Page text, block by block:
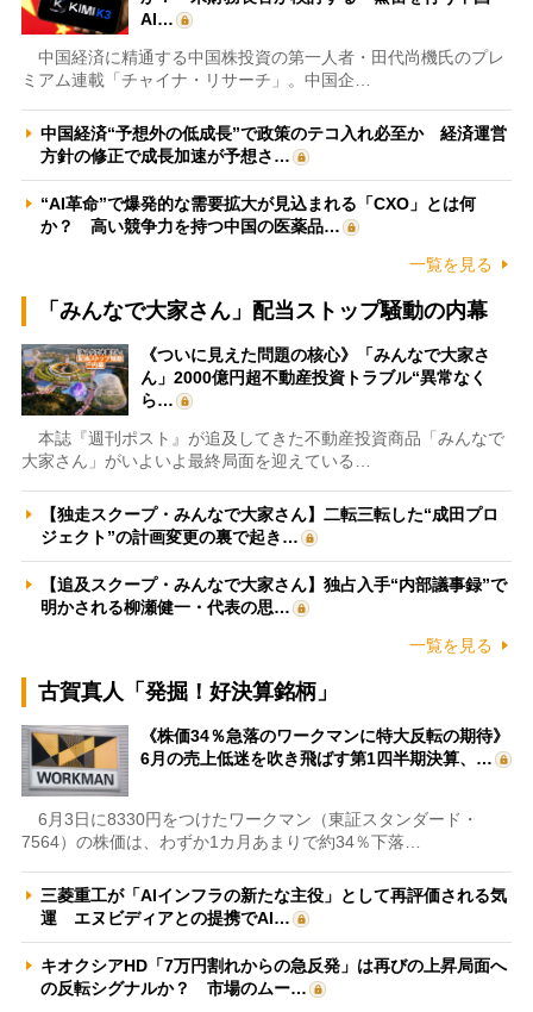
AI…
中国経済に精通する中国株投資の第一人者・田代尚機氏のプレ
ミアム連載「チャイナ・リサーチ」。中国企…
中国経済“予想外の低成長”で政策のテコ入れ必至か 経済運営
方針の修正で成長加速が予想さ…
“AI革命”で爆発的な需要拡大が見込まれる「CXO」とは何
か？ 高い競争力を持つ中国の医薬品…
一覧を見る
「みんなで大家さん」配当ストップ騒動の内幕
《ついに見えた問題の核心》「みんなで大家さ
ん」2000億円超不動産投資トラブル“異常なく
ら…
本誌『週刊ポスト』が追及してきた不動産投資商品「みんなで
大家さん」がいよいよ最終局面を迎えている…
【独走スクープ・みんなで大家さん】二転三転した“成田プロ
ジェクト”の計画変更の裏で起き…
【追及スクープ・みんなで大家さん】独占入手“内部議事録”で
明かされる柳瀬健一・代表の思…
一覧を見る
古賀真人「発掘！好決算銘柄」
《株価34％急落のワークマンに特大反転の期待》
6月の売上低迷を吹き飛ばす第1四半期決算、…
6月3日に8330円をつけたワークマン（東証スタンダード・
7564）の株価は、わずか1カ月あまりで約34％下落…
三菱重工が「AIインフラの新たな主役」として再評価される気
運 エヌビディアとの提携でAI…
キオクシアHD「7万円割れからの急反発」は再びの上昇局面へ
の反転シグナルか？ 市場のムー…